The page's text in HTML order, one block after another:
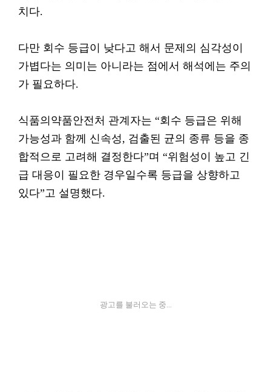
치다.
다만 회수 등급이 낮다고 해서 문제의 심각성이
가볍다는 의미는 아니라는 점에서 해석에는 주의
가 필요하다.
식품의약품안전처 관계자는 “회수 등급은 위해
가능성과 함께 신속성, 검출된 균의 종류 등을 종
합적으로 고려해 결정한다”며 “위험성이 높고 긴
급 대응이 필요한 경우일수록 등급을 상향하고
있다”고 설명했다.
광고를 불러오는 중...